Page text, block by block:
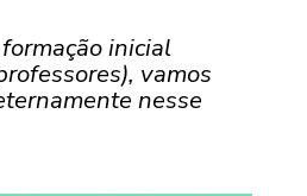
inicial
vamos
nesse